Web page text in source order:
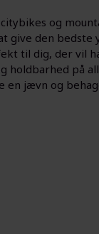
og
give den
til dig, der vil
holdbarhed på
jævn og